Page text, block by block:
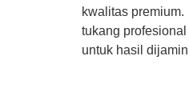
kwalitas
tukang
untuk hasil